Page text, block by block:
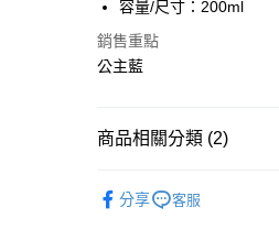
國泰世華商業銀行
臺灣中小企業銀行
匯豐（台灣）商業銀行
玉山商業銀行
運送方式
每筆NT$200，滿
容量/尺寸：200ml
銷售重點
公主藍
商品相關分類 (2)
分享 客服